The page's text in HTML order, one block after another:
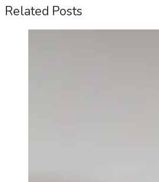
Related Posts